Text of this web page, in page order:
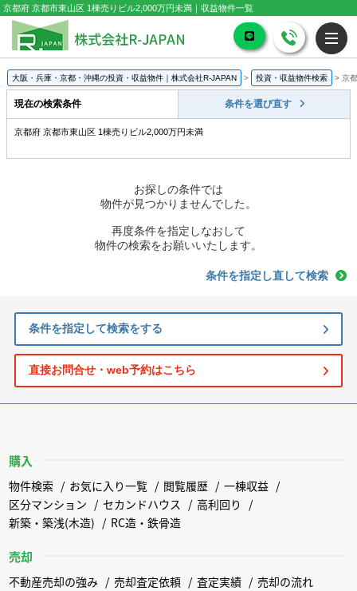
京都府 京都市東山区 1棟売りビル2,000万円未満｜収益物件一覧
大阪・兵庫・京都・沖縄の投資・収益物件｜株式会社R-JAPAN > 投資・収益物件検索 > 京
現在の検索条件 条件を選び直す
京都府 京都市東山区 1棟売りビル2,000万円未満
お探しの条件では
物件が見つかりませんでした。
再度条件を指定しなおして
物件の検索をお願いいたします。
条件を指定し直して検索
条件を指定して検索をする
直接お問合せ・web予約はこちら
購入
物件検索 お気に入り一覧 閲覧履歴
一棟収益
区分マンション
セカンドハウス
高利回り
新築・築浅(木造)
RC造・鉄骨造
売却
不動産売却の強み 売却査定依頼 査定実績 売却の流れ